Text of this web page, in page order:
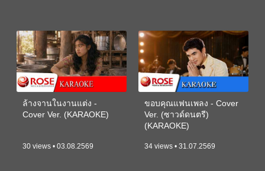
ล้างจานในงานแต่ง -
Cover Ver. (KARAOKE)
30 views • 03.08.2569
ขอบคุณแฟนเพลง - Cover
Ver. (ซาวด์ดนตรี)
(KARAOKE)
34 views • 31.07.2569